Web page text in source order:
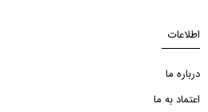
اطلاعات
درباره ما
اعتماد به ما